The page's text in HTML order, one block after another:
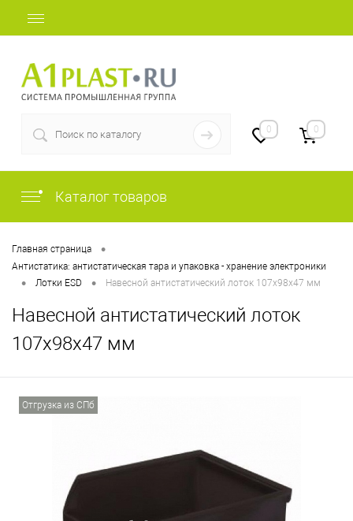
0 0
Каталог товаров
Главная страница •
Антистатика: антистатическая тара и упаковка - хранение электроники
• Лотки ESD • Навесной антистатический лоток 107х98х47 мм
Навесной антистатический лоток
107х98х47 мм
Отгрузка из СПб